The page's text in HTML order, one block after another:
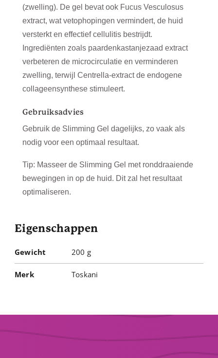
(zwelling). De gel bevat ook Fucus Vesculosus
extract, wat vetophopingen vermindert, de huid
versterkt en effectief cellulitis bestrijdt.
Ingrediënten zoals paardenkastanjezaad extract
verbeteren de microcirculatie en verminderen
zwelling, terwijl Centrella-extract de endogene
collageensynthese stimuleert.
Gebruiksadvies
Gebruik de Slimming Gel dagelijks, zo vaak als
nodig voor een optimaal resultaat.
Tip: Masseer de Slimming Gel met ronddraaiende
bewegingen in op de huid. Dit zal het resultaat
optimaliseren.
Eigenschappen
Gewicht 200 g
Merk Toskani